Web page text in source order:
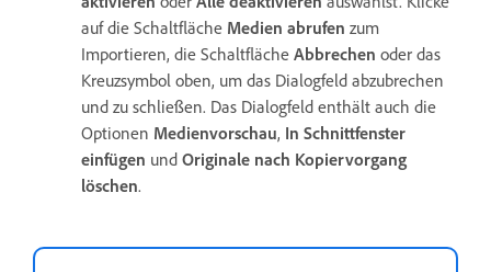
auf die Schaltfläche Medien abrufen zum
Importieren, die Schaltfläche Abbrechen oder das
Kreuzsymbol oben, um das Dialogfeld abzubrechen
und zu schließen. Das Dialogfeld enthält auch die
Optionen Medienvorschau, In Schnittfenster
einfügen und Originale nach Kopiervorgang
löschen.